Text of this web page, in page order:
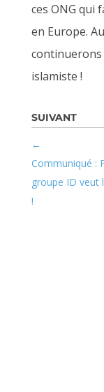
ces ONG qui
en Europe.
continuerons
islamiste !
Communiqué :
groupe ID veut
!